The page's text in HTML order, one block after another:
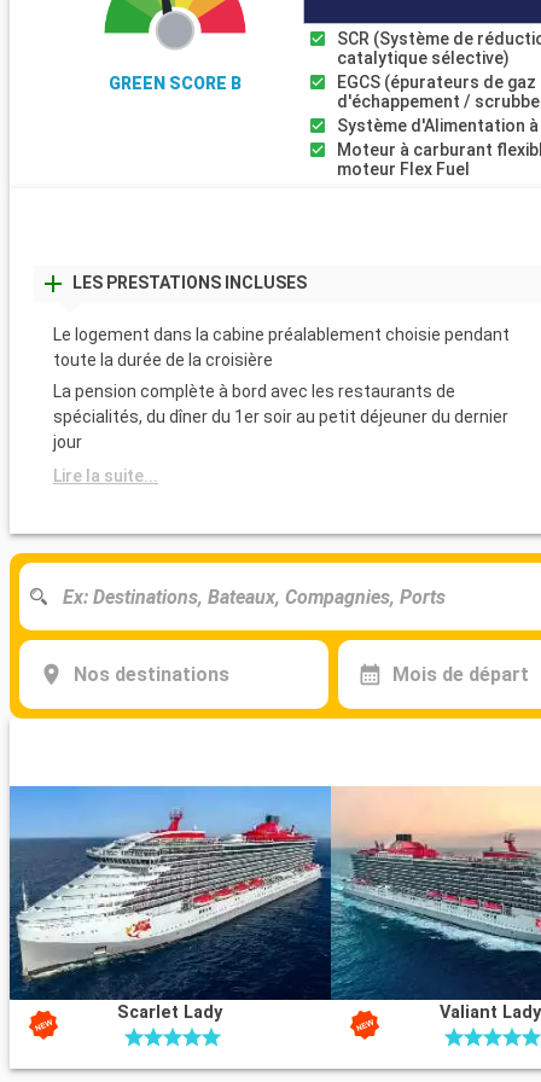
GREEN SCORE B
SCR (Système de
catalytique sélective)
EGCS (épurateurs de gaz
d'échappement /
Système d'Alimentation
Moteur à carburant
moteur Flex Fuel
LES PRESTATIONS INCLUSES
Le logement dans la cabine préalablement choisie pendant
toute la durée de la croisière
La pension complète à bord avec les restaurants de
spécialités, du dîner du 1er soir au petit déjeuner du dernier
jour
Lire la suite...
Nos destinations Mois de départ
Scarlet Lady Valiant Lady